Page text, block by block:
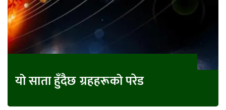
यो साता हुँदैछ ग्रहहरूको परेड